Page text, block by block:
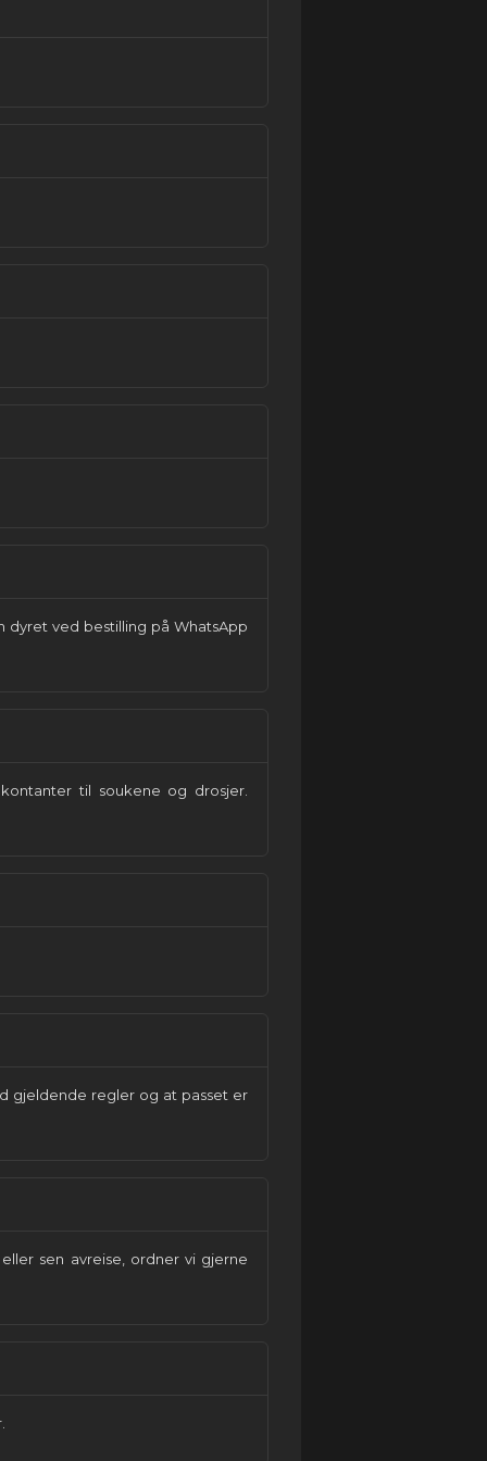
dyret ved bestilling på WhatsApp
til soukene og drosjer.
gjeldende regler og at passet er
sen avreise, ordner vi gjerne